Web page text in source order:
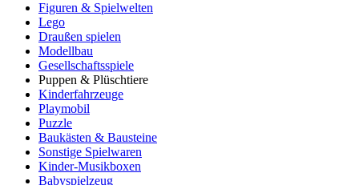
Figuren & Spielwelten
Lego
Draußen spielen
Modellbau
Gesellschaftsspiele
Puppen & Plüschtiere
Kinderfahrzeuge
Playmobil
Puzzle
Baukästen & Bausteine
Sonstige Spielwaren
Kinder-Musikboxen
Babyspielzeug